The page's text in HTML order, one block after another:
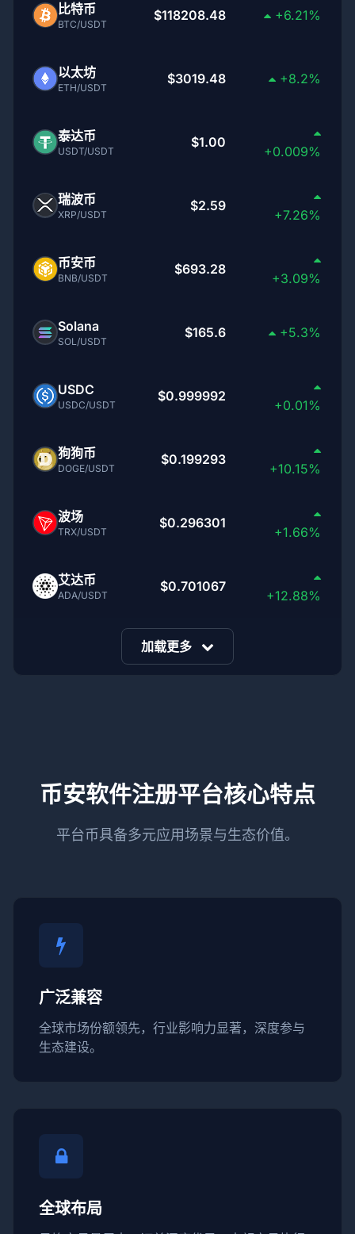
比特币
BTC/USDT
$118208.48 +6.21%
以太坊
ETH/USDT
$3019.48 +8.2%
泰达币
USDT/USDT
$1.00
+0.009%
瑞波币
XRP/USDT
$2.59
+7.26%
币安币
BNB/USDT
$693.28
+3.09%
Solana
SOL/USDT
$165.6 +5.3%
USDC
USDC/USDT
$0.999992
+0.01%
狗狗币
DOGE/USDT
$0.199293
+10.15%
波场
TRX/USDT
$0.296301
+1.66%
艾达币
ADA/USDT
$0.701067
+12.88%
加载更多
币安软件注册平台核心特点
平台币具备多元应用场景与生态价值。
广泛兼容
全球市场份额领先，行业影响力显著，深度参与
生态建设。
全球布局